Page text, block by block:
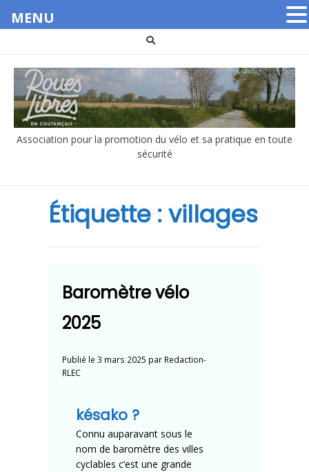
contenu
Association pour la promotion du vélo et sa pratique en toute
sécurité
Étiquette :villages
Baromètre vélo
2025
Publié le 3 mars 2025 par Redaction-
RLEC
késako ?
Connu auparavant sous le
nom de baromètre des villes
cyclables c’est une grande
MENU